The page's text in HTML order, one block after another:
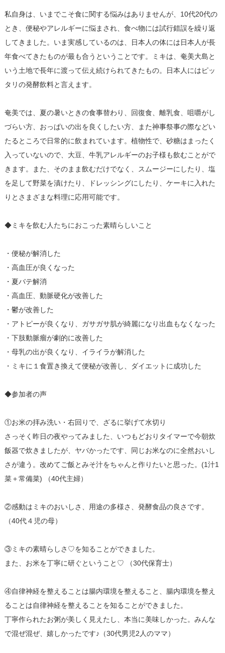
私自身は、いまでこそ食に関する悩みはありませんが、10代20代の
とき、便秘やアレルギーに悩まされ、食べ物には試行錯誤を繰り返
してきました。いま実感しているのは、日本人の体には日本人が長
年食べてきたものが最も合うということです。ミキは、奄美大島と
いう土地で長年に渡って伝え続けられてきたもの。日本人にはピッ
タリの発酵飲料と言えます。
奄美では、夏の暑いときの食事替わり、回復食、離乳食、咀嚼がし
づらい方、おっぱいの出を良くしたい方、また神事祭事の際などい
たるところで日常的に飲まれています。植物性で、砂糖はまったく
入っていないので、大豆、牛乳アレルギーのお子様も飲むことがで
きます。また、そのまま飲むだけでなく、スムージーにしたり、塩
を足して野菜を漬けたり、ドレッシングにしたり、ケーキに入れた
りとさまざまな料理に応用可能です。
◆ミキを飲む人たちにおこった素晴らしいこと
・便秘が解消した
・高血圧が良くなった
・夏バテ解消
・高血圧、動脈硬化が改善した
・鬱が改善した
・アトピーが良くなり、ガサガサ肌が綺麗になり出血もなくなった
・下肢動脈瘤が劇的に改善した
・母乳の出が良くなり、イライラが解消した
・ミキに１食置き換えて便秘が改善し、ダイエットに成功した
◆参加者の声
①お米の拝み洗い・右回りで、ざるに挙げて水切り
さっそく昨日の夜やってみました、いつもどおりタイマーで今朝炊
飯器で炊きましたが、ヤバかったです、同じお米なのに全然おいし
さが違う。改めてご飯とみそ汁をちゃんと作りたいと思った。(1汁1
菜＋常備菜) （40代主婦）
②感動はミキのおいしさ、用途の多様さ、発酵食品の良さです。
（40代４児の母）
③ミキの素晴らしさ♡を知ることができました。
また、お米を丁寧に研ぐということ♡ （30代保育士）
④自律神経を整えることは腸内環境を整えること、腸内環境を整え
ることは自律神経を整えることを知ることができました。
丁寧作られたお粥が美しく見えたし、本当に美味しかった。みんな
で混ぜ混ぜ、嬉しかったです♪（30代男児2人のママ）